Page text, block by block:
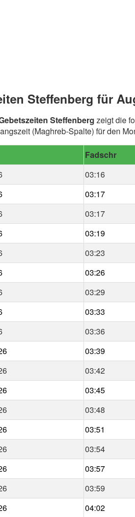
Steffenberg für
Steffenberg zeigt die
(Maghreb-Spalte) für den
Fadschr
03:16
03:17
03:17
03:19
03:23
03:26
03:29
03:33
03:36
03:39
03:42
03:45
03:48
03:51
03:54
03:57
03:59
04:02